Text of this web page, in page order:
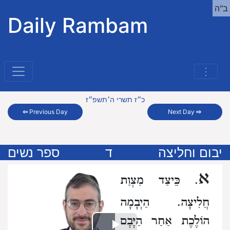
Daily Rambam
⋮
ב"ה
⇦ Previous Day
כ״ז תשרי ה׳תשפ״ז
Next Day⇨
יבום וחליצה ד ספר נשים
א. כֵּיצַד מִצְוַת
חֲלִיצָה. הַיְבָמָה
הוֹלֶכֶת אַחַר הַיָּבָם